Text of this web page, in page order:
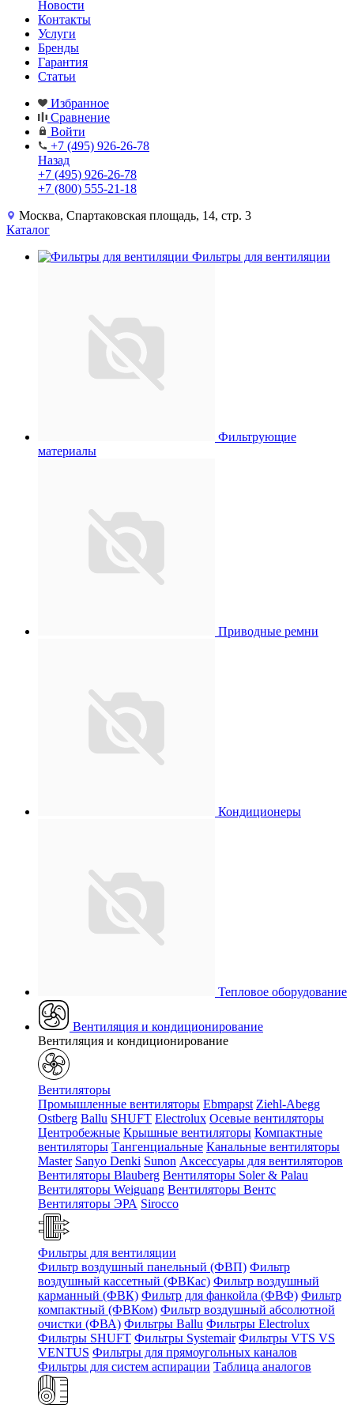
Новости
Контакты
Услуги
Бренды
Гарантия
Статьи
Избранное
Сравнение
Войти
+7 (495) 926-26-78
Назад
+7 (495) 926-26-78
+7 (800) 555-21-18
Москва, Спартаковская площадь, 14, стр. 3
Каталог
Фильтры для вентиляции
Фильтрующие
материалы
Приводные ремни
Кондиционеры
Тепловое оборудование
Вентиляция и кондиционирование
Вентиляция и кондиционирование
Вентиляторы
Промышленные вентиляторы Ebmpapst Ziehl-Abegg
Ostberg Ballu SHUFT Electrolux Осевые вентиляторы
Центробежные Крышные вентиляторы Компактные
вентиляторы Тангенциальные Канальные вентиляторы
Master Sanyo Denki Sunon Аксессуары для вентиляторов
Вентиляторы Blauberg Вентиляторы Soler & Palau
Вентиляторы Weiguang Вентиляторы Вентс
Вентиляторы ЭРА Sirocco
Фильтры для вентиляции
Фильтр воздушный панельный (ФВП) Фильтр
воздушный кассетный (ФВКас) Фильтр воздушный
карманный (ФВК) Фильтр для фанкойла (ФВФ) Фильтр
компактный (ФВКом) Фильтр воздушный абсолютной
очистки (ФВА) Фильтры Ballu Фильтры Electrolux
Фильтры SHUFT Фильтры Systemair Фильтры VTS VS
VENTUS Фильтры для прямоугольных каналов
Фильтры для систем аспирации Таблица аналогов